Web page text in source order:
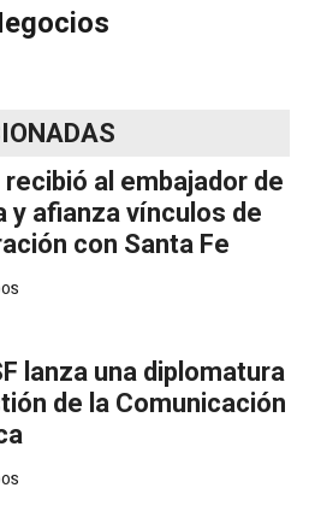
recibió al embajador de
y afianza vínculos de
con Santa Fe
lanza una diplomatura
de la Comunicación